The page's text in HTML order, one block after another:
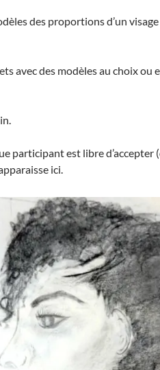
des proportions d’un
avec des modèles au choix ou
participant est libre d’accepter
ici.